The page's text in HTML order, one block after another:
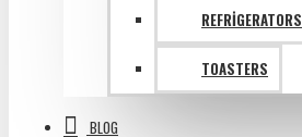
REFRIGERATORS
TOASTERS
BLOG